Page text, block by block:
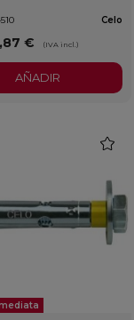
Celo
€ (IVA incl.)
AÑADIR